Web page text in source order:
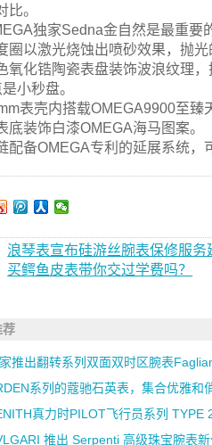
比。
独家Sedna金自然是最重要
圈以激光烧蚀出喷砂效果，抛光
氧化锆陶瓷表盘装饰波浪纹理
小秒盘。
表壳内搭载OMEGA9900至臻
底装饰白漆OMEGA海马图案。
配备OMEGA专利的延展系统，
浪琴表宣布硅游丝腕表保修服务
买鳄鱼皮表带你交过学费吗？
荐
推出翻转系列双面双时区腕表
系列的蔻驰石英表，集合优雅和
真力时PILOT飞行员系列 TYPE
推出 Serpenti 高级珠宝腕表新